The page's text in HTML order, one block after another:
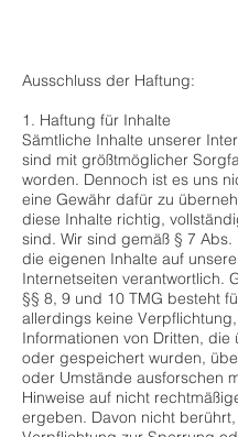
Ausschluss der Haftung:
1. Haftung für Inhalte
Sämtliche Inhalte unserer
sind mit größtmöglicher
worden. Dennoch ist es uns
eine Gewähr dafür zu
diese Inhalte richtig,
sind. Wir sind gemäß § 7 Abs.
die eigenen Inhalte auf
Internetseiten verantwortlich.
§§ 8, 9 und 10 TMG besteht
allerdings keine
Informationen von Dritten, die
oder gespeichert wurden,
oder Umstände ausforschen
Hinweise auf nicht
ergeben. Davon nicht